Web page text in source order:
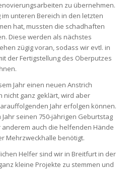
zu übernehmen.
unteren Bereich in den letzten
hat, mussten die schadhaften
Diese werden als nächstes
zügig voran, sodass wir evtl. in
der Fertigstellung des Oberputzes
Jahr einen neuen Anstrich
nicht ganz geklärt, wird aber
Jahr erfolgen können.
seinen 750-jährigen Geburtstag
auch die helfenden Hände
Mehrzweckhalle benötigt.
Helfer sind wir in Breitfurt in der
kleine Projekte zu stemmen und